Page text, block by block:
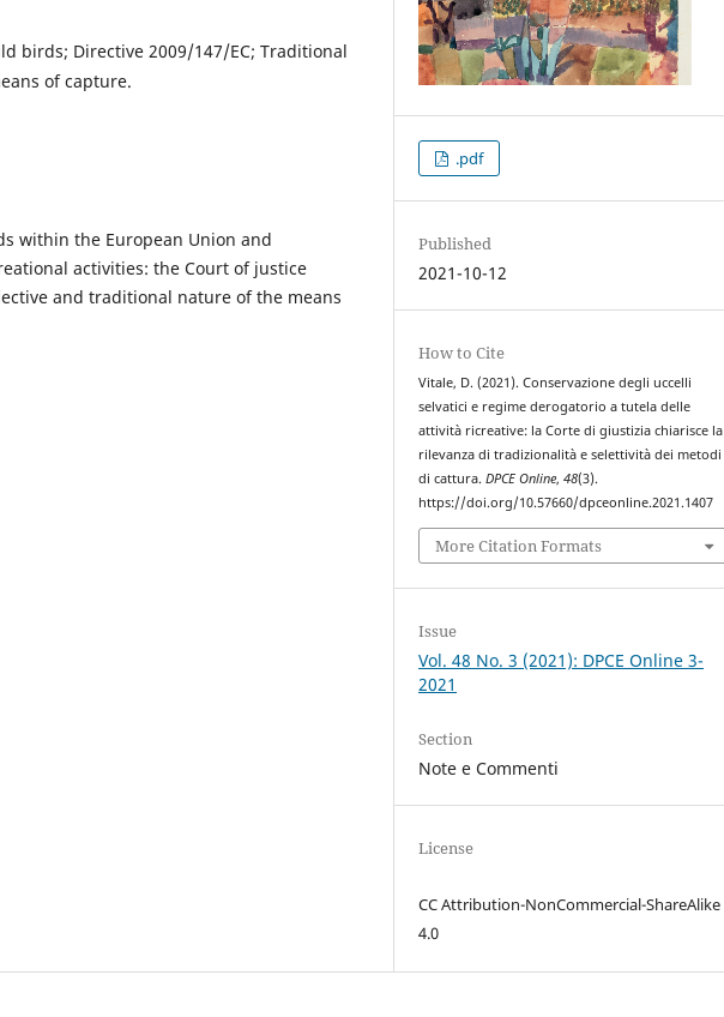
birds; Directive 2009/147/EC; Traditional
of capture.
within the European Union and
activities: the Court of justice
and traditional nature of the means
.pdf
Published
2021-10-12
How to Cite
Vitale, D. (2021). Conservazione degli uccelli
selvatici e regime derogatorio a tutela delle
attività ricreative: la Corte di giustizia chiarisce la
rilevanza di tradizionalità e selettività dei metodi
di cattura.DPCE Online,48(3).
https://doi.org/10.57660/dpceonline.2021.1407
More Citation Formats
Issue
Vol. 48 No. 3 (2021): DPCE Online 3-
2021
Section
Note e Commenti
License
CC Attribution-NonCommercial-ShareAlike
4.0